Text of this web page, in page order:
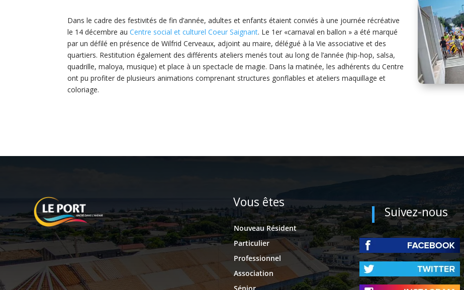
Dans le cadre des festivités de fin d’année, adultes et enfants étaient conviés à une journée récréative
le 14 décembre auCentre social et culturel Coeur Saignant. Le 1er «carnaval en ballon » a été marqué
par un défilé en présence de Wilfrid Cerveaux, adjoint au maire, délégué à la Vie associative et des
quartiers. Restitution également des différents ateliers menés tout au long de l’année (hip-hop, salsa,
quadrille, maloya, musique) et place à un spectacle de magie. Dans la matinée, les adhérents du Centre
ont pu profiter de plusieurs animations comprenant structures gonflables et ateliers maquillage et
coloriage.
Vous êtes
Nouveau Résident
Particulier
Professionnel
Association
Sénior
Suivez-nous